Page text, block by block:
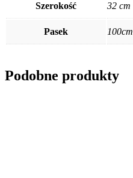
Szerokość 32 cm
Pasek 100cm
Podobne produkty